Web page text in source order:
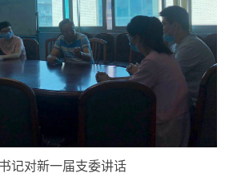
记对新一届支委讲话